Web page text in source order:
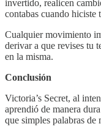
invertido, realicen
contabas cuando hiciste
Cualquier movimiento
derivar a que revises tu
en la misma.
Conclusión
Victoria’s Secret, al
aprendió de manera
que simples palabras de